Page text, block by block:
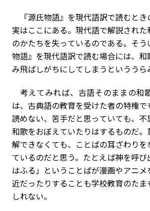
『源氏物語』を現代語訳で読むとき
実はここにある。現代語で解説され
のかたちを失っているのである。そ
物語』を現代語訳で読む場合には、
み飛ばしがちにしてしまうといううら
考えてみれば、古語そのままの和
は、古典語の教育を受けた者の特権
読めない、苦手だと思っていても、
和歌をおぼえていたりはするものだ
解できなくても、ことばの耳ざわりを
ているのだと思う。たとえば神を呼
はふる」ということばが漫画やアニ
近だったりすることも学校教育のたま
しれない。